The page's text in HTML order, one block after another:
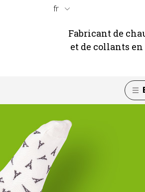
Fabricant de
et de collants en